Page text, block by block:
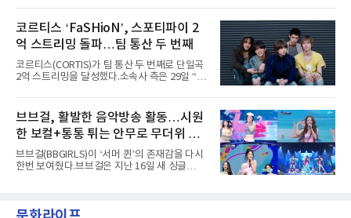
정적인 실력을 입증했고, 올해 '2026 어썸뮤직
페스티벌', '뷰티풀 민트 라이프 2026', '2026
heart(와일드 하트)’라는 제목이 붙은 콘셉트 포
토에는 멤버들의 본능적이고 야성적인 면모가
강렬하게 담겼다. 짙은 아이섀도와 푸른빛·금빛·
붉은빛의 컬러 렌즈가 비현실적인 분위기를 자
아내고, 여러 원색이 불규칙하게 뒤섞인 멀티컬
러 헤어와 과감한 블루·블랙 립 메이크업이 낯설
고도 매혹적인 비주얼을 완성했다.스타일링 역
엣을 거침없이 결합했다. 멤버들은 각기 다른 개
성을 살린 스타일링을 선
코르티스 ‘FaSHioN’, 스포티파이 2
억 스트리밍 돌파…팀 통산 두 번째
코르티스(CORTIS)가 팀 통산 두 번째로 단일곡
2억 스트리밍을 달성했다.소속사 측은 29일 “코
벌 오디오·음원 스트리밍 플랫폼 스포티파이에
서 27일 자로 누적 재생 수 2억 회를 돌파했
다”고 밝혔다.곡이 발표된 지 약 10개월 만이다.
팀의 첫 번째 2억 스트리밍 곡은 동일 음반에 수
록된 ‘GO!’다. 이 노래는 공개 약 9개월 만인 지
난달 26일 자에 2억 고지를 밟았다. 이는 최근 5
년 내 데뷔한 보이그룹의 곡 중 최단기 2억 달성
했다. “내 티, 5 bucks 바지는, 만원” 등 멤버들
브브걸, 활발한 음악방송 활동…시원
한 보컬+통통 튀는 안무로 무더위 사
냥
브브걸(BBGIRLS)이 ‘서머 퀸’의 존재감을 다시
한번 보여줬다.브브걸은 지난 16일 새 싱글
MBC '쇼! 음악중심', SBS '인기가요' 등 주요 음